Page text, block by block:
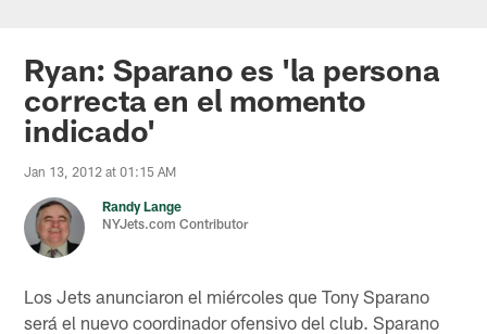
Ryan: Sparano es 'la persona
correcta en el momento
indicado'
Jan 13, 2012 at 01:15 AM
Randy Lange
NYJets.com Contributor
Los Jets anunciaron el miércoles que Tony Sparano
será el nuevo coordinador ofensivo del club. Sparano